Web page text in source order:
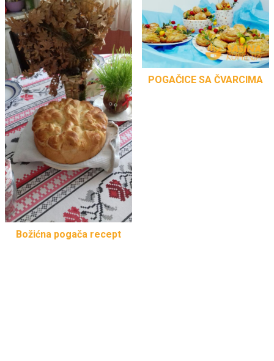
Božićna pogača recept
POGAČICE SA ČVARCIMA